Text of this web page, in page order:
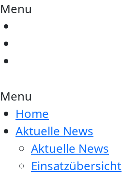
Menu
Menu
Home
Aktuelle News
Aktuelle News
Einsatzübersicht